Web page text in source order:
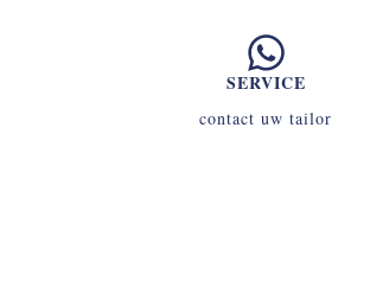
SERVICE
contact uw tailor